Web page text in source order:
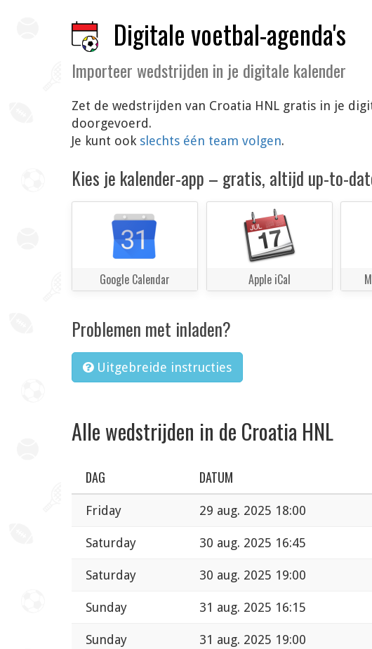
Digitale voetbal-agenda's
Importeer wedstrijden in je digitale kalender
Zet de wedstrijden van Croatia HNL gratis in je
doorgevoerd.
Je kunt ook slechts één team volgen.
Kies je kalender-app – gratis, altijd up-to-
Google Calendar Apple iCal
Problemen met inladen?
Uitgebreide instructies
Alle wedstrijden in de Croatia HNL
DAG DATUM
Friday 29 aug. 2025 18:00
Saturday 30 aug. 2025 16:45
Saturday 30 aug. 2025 19:00
Sunday 31 aug. 2025 16:15
Sunday 31 aug. 2025 19:00